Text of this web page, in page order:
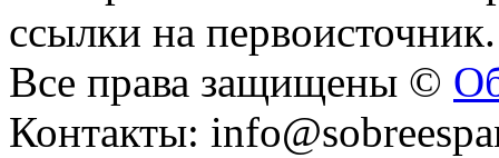
ссылки на первоисточник.
Все права защищены ©
Контакты: